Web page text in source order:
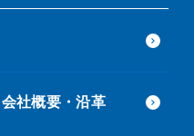
会社概要・沿革